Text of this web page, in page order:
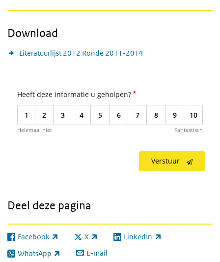
Download
Literatuurlijst 2012 Ronde 2011-2014
Heeft deze informatie u geholpen?*
1 2 3 4 5 6 7 8 9 10
Helemaal niet Fantastisch
Verstuur
Deel deze pagina
Facebook
(externe link) X
(externe link) LinkedIn
(externe link)
WhatsApp
(externe link) E-mail